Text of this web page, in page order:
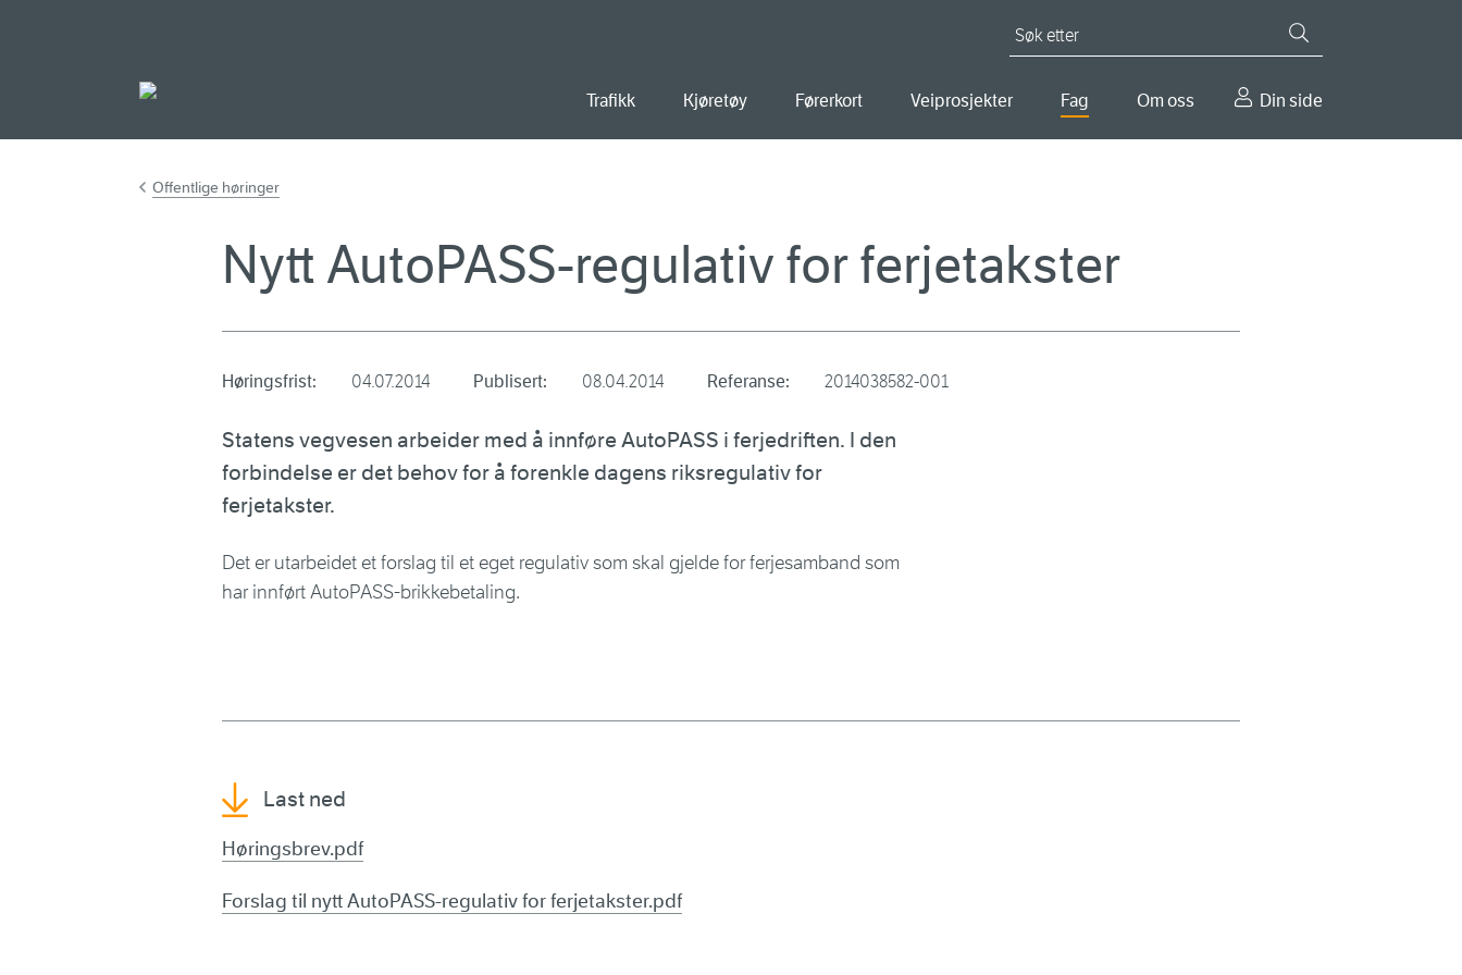
Trafikk Kjøretøy Førerkort Veiprosjekter Fag Om oss Din side
Offentlige høringer
Nytt AutoPASS-regulativ for ferjetakster
Høringsfrist: 04.07.2014 Publisert: 08.04.2014 Referanse: 2014038582-001
Statens vegvesen arbeider med å innføre AutoPASS i ferjedriften. I den
forbindelse er det behov for å forenkle dagens riksregulativ for
ferjetakster.
Det er utarbeidet et forslag til et eget regulativ som skal gjelde for ferjesamband som
har innført AutoPASS-brikkebetaling.
Last ned
Høringsbrev.pdf
Forslag til nytt AutoPASS-regulativ for ferjetakster.pdf